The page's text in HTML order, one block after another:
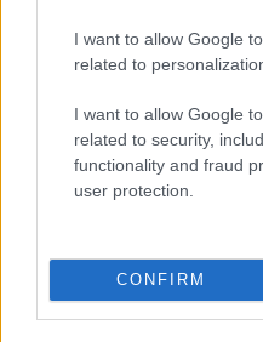
I want to allow Google
related to
I want to allow Google
related to security,
functionality and fraud
user protection.
CONFIRM
Αναστασία Ισαάκ:
στέρησαν την